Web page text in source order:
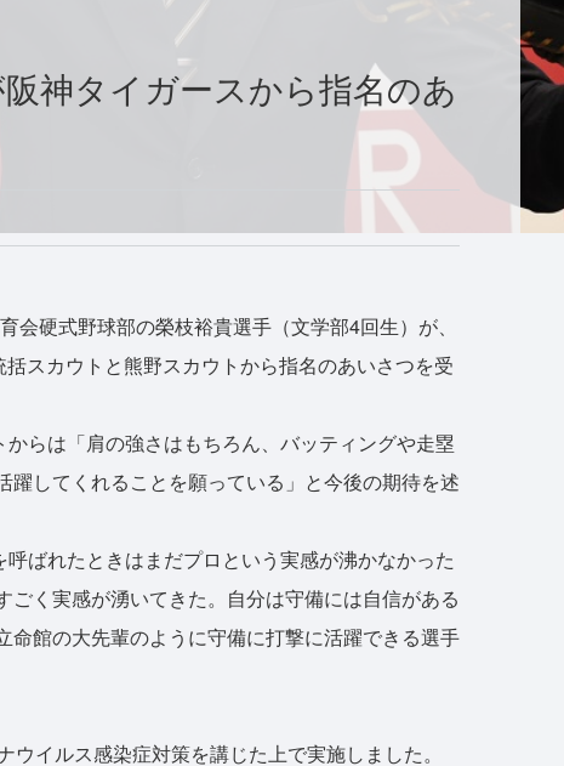
神タイガースから指名のあ
硬式野球部の榮枝裕貴選手（文学部4回生）が、
スカウトと熊野スカウトから指名のあいさつを受
らは「肩の強さはもちろん、バッティングや走塁
してくれることを願っている」と今後の期待を述
ばれたときはまだプロという実感が沸かなかった
く実感が湧いてきた。自分は守備には自信がある
館の大先輩のように守備に打撃に活躍できる選手
イルス感染症対策を講じた上で実施しました。